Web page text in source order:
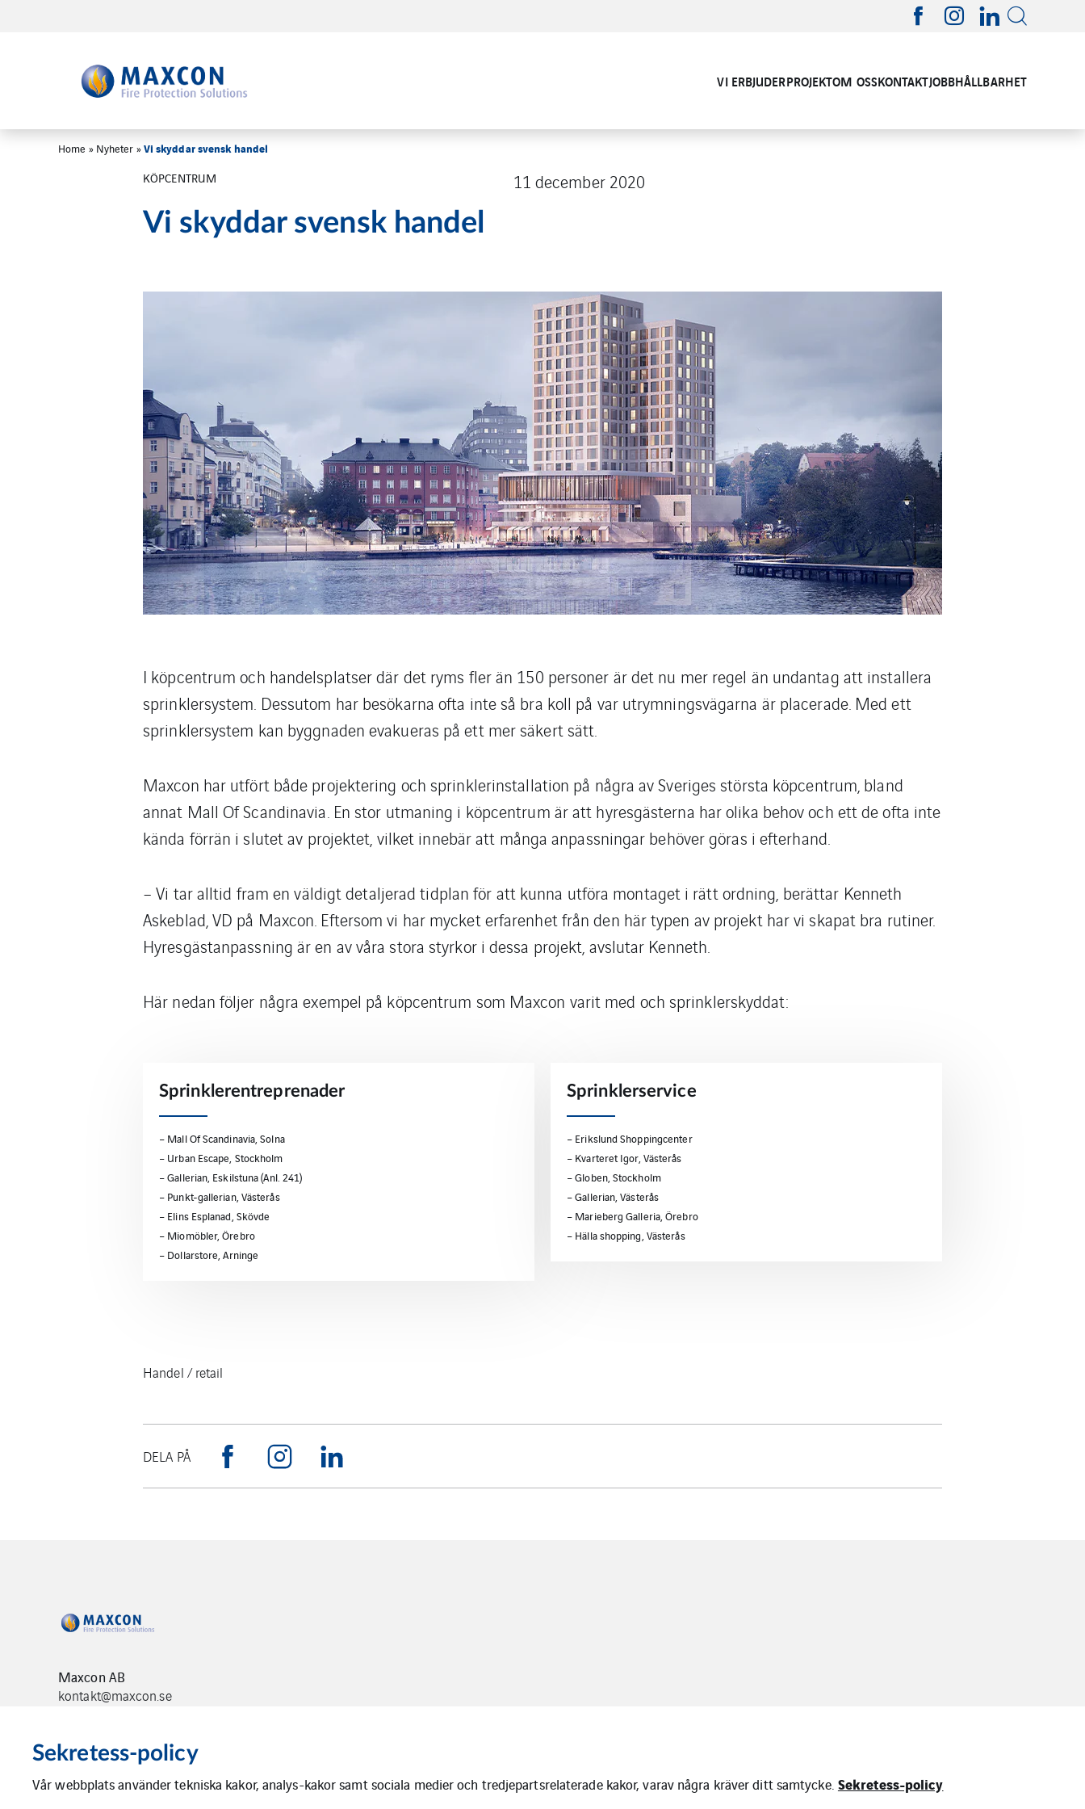
VI ERBJUDERPROJEKTOM OSSKONTAKTJOBBHÅLLBARHET
Home » Nyheter »Vi skyddar svensk handel
KÖPCENTRUM
11 december 2020
Vi skyddar svensk handel
I köpcentrum och handelsplatser där det ryms fler än 150 personer är det nu mer regel än undantag att installera
sprinklersystem. Dessutom har besökarna ofta inte så bra koll på var utrymningsvägarna är placerade. Med ett
sprinklersystem kan byggnaden evakueras på ett mer säkert sätt.
Maxcon har utfört både projektering och sprinklerinstallation på några av Sveriges största köpcentrum, bland
annat Mall Of Scandinavia. En stor utmaning i köpcentrum är att hyresgästerna har olika behov och ett de ofta inte
kända förrän i slutet av projektet, vilket innebär att många anpassningar behöver göras i efterhand.
– Vi tar alltid fram en väldigt detaljerad tidplan för att kunna utföra montaget i rätt ordning, berättar Kenneth
Askeblad, VD på Maxcon. Eftersom vi har mycket erfarenhet från den här typen av projekt har vi skapat bra rutiner.
Hyresgästanpassning är en av våra stora styrkor i dessa projekt, avslutar Kenneth.
Här nedan följer några exempel på köpcentrum som Maxcon varit med och sprinklerskyddat:
Sprinklerentreprenader
– Mall Of Scandinavia, Solna
– Urban Escape, Stockholm
– Gallerian, Eskilstuna (Anl. 241)
– Punkt-gallerian, Västerås
– Elins Esplanad, Skövde
– Miomöbler, Örebro
– Dollarstore, Arninge
Sprinklerservice
– Erikslund Shoppingcenter
– Kvarteret Igor, Västerås
– Globen, Stockholm
– Gallerian, Västerås
– Marieberg Galleria, Örebro
– Hälla shopping, Västerås
Handel / retail
DELA PÅ
Maxcon AB
kontakt@maxcon.se
Sekretess-policy
Vår webbplats använder tekniska kakor, analys-kakor samt sociala medier och tredjepartsrelaterade kakor, varav några kräver ditt samtycke. Sekretess-policy